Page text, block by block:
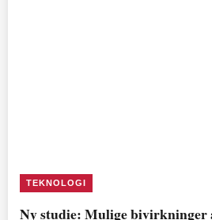
TEKNOLOGI
Ny studie: Mulige bivirkninger